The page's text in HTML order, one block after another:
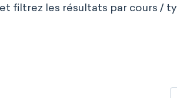
filtrez les résultats par cours /